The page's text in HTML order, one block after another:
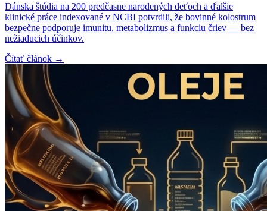
Dánska štúdia na 200 predčasne narodených deťoch a ďalšie
klinické práce indexované v NCBI potvrdili, že bovinné kolostrum
bezpečne podporuje imunitu, metabolizmus a funkciu čriev — bez
nežiaducich účinkov.
Čítať článok →